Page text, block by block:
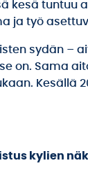
kesä
ja työ
sydän –
on. Sama
Kesällä
kylien